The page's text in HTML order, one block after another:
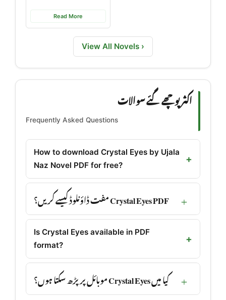
Read More
View All Novels ›
اکثر پوچھے گئے سوالات
Frequently Asked Questions
How to download Crystal Eyes by Ujala
Naz Novel PDF for free?
Crystal Eyes PDF مفت ڈاؤنلوڈ کیسے کریں؟
Is Crystal Eyes available in PDF
format?
کیا میں Crystal Eyes موبائل پر پڑھ سکتا ہوں؟